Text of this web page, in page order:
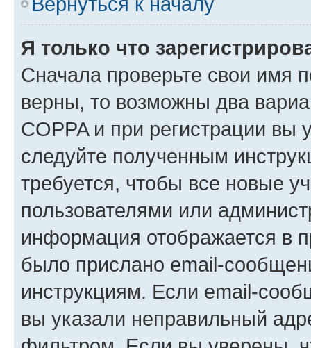
Я только что
Сначала проверьте свои имя
верны, то возможны два
COPPA и при регистрации вы
следуйте полученным
требуется, чтобы все новые
пользователями или
информация отображается в
было прислано email-
инструкциям. Если email-
вы указали неправильный